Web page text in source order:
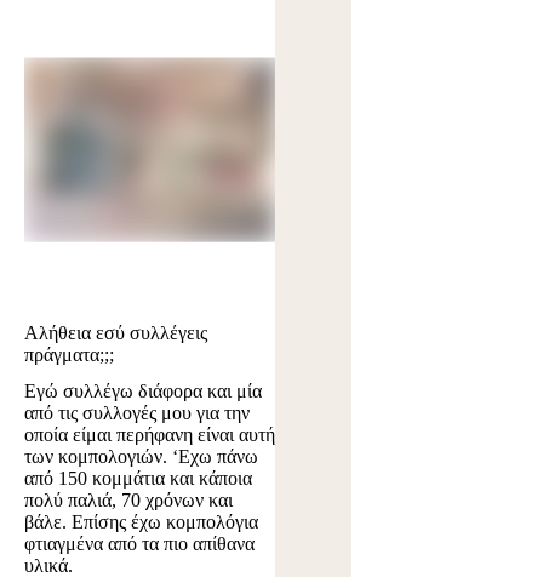
Αλήθεια εσύ συλλέγεις
πράγματα;;;
Εγώ συλλέγω διάφορα και μία
από τις συλλογές μου για την
οποία είμαι περήφανη είναι αυτή
των κομπολογιών. ‘Εχω πάνω
από 150 κομμάτια και κάποια
πολύ παλιά, 70 χρόνων και
βάλε. Επίσης έχω κομπολόγια
φτιαγμένα από τα πιο απίθανα
υλικά.